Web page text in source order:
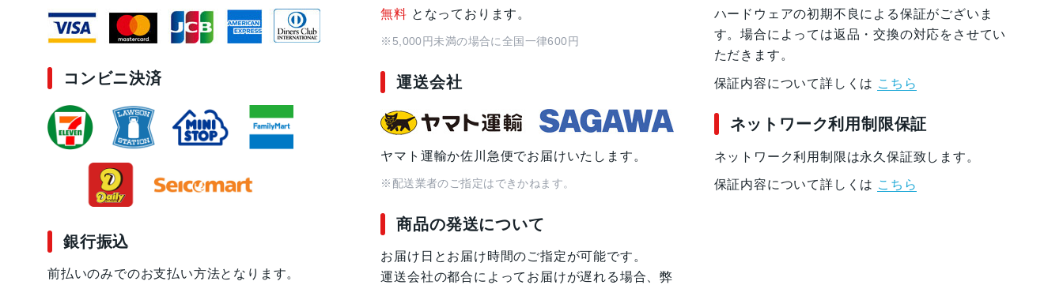
コンビニ決済
銀行振込
前払いのみでのお支払い方法となります。
無料 となっております。
※5,000円未満の場合に全国一律600円
運送会社
ヤマト運輸か佐川急便でお届けいたします。
※配送業者のご指定はできかねます。
商品の発送について
お届け日とお届け時間のご指定が可能です。
運送会社の都合によってお届けが遅れる場合、弊
ハードウェアの初期不良による保証がございま
す。場合によっては返品・交換の対応をさせてい
ただきます。
保証内容について詳しくは こちら
ネットワーク利用制限保証
ネットワーク利用制限は永久保証致します。
保証内容について詳しくは こちら